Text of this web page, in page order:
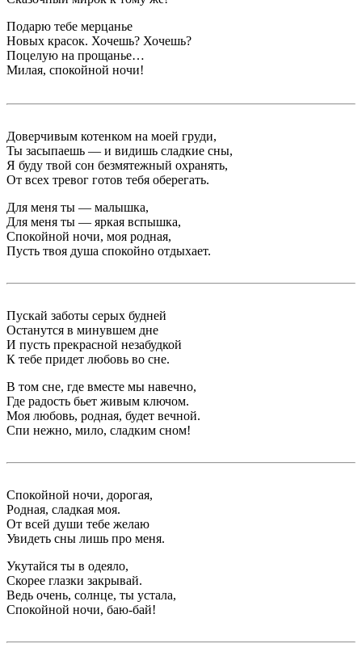
Подарю тебе мерцанье
Новых красок. Хочешь? Хочешь?
Поцелую на прощанье…
Милая, спокойной ночи!
Доверчивым котенком на моей груди,
Ты засыпаешь — и видишь сладкие сны,
Я буду твой сон безмятежный охранять,
От всех тревог готов тебя оберегать.
Для меня ты — малышка,
Для меня ты — яркая вспышка,
Спокойной ночи, моя родная,
Пусть твоя душа спокойно отдыхает.
Пускай заботы серых будней
Останутся в минувшем дне
И пусть прекрасной незабудкой
К тебе придет любовь во сне.
В том сне, где вместе мы навечно,
Где радость бьет живым ключом.
Моя любовь, родная, будет вечной.
Спи нежно, мило, сладким сном!
Спокойной ночи, дорогая,
Родная, сладкая моя.
От всей души тебе желаю
Увидеть сны лишь про меня.
Укутайся ты в одеяло,
Скорее глазки закрывай.
Ведь очень, солнце, ты устала,
Спокойной ночи, баю-бай!